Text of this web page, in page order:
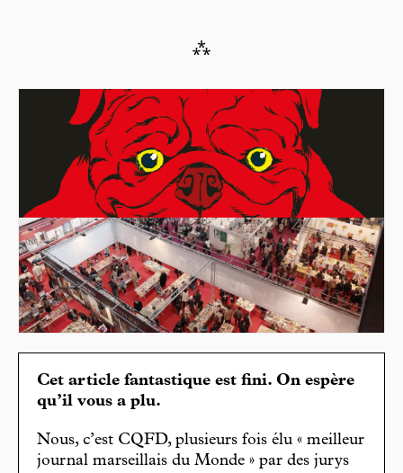
⁂
Cet article fantastique est fini. On espère
qu’il vous a plu.
Nous, c’est CQFD, plusieurs fois élu « meilleur
journal marseillais du Monde » par des jurys